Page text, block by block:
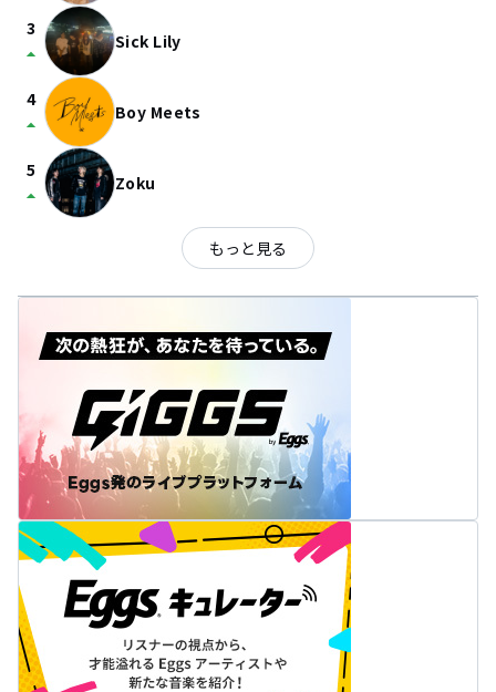
3
arrow_drop_up Sick Lily
4
arrow_drop_up Boy Meets
5
arrow_drop_up Zoku
もっと見る